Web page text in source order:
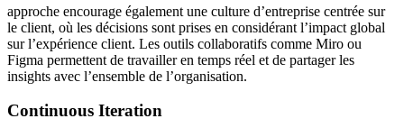
approche encourage également une culture d’entreprise centrée sur
le client, où les décisions sont prises en considérant l’impact global
sur l’expérience client. Les outils collaboratifs comme Miro ou
Figma permettent de travailler en temps réel et de partager les
insights avec l’ensemble de l’organisation.
Continuous Iteration